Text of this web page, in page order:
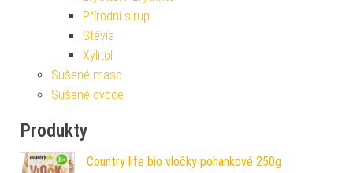
Přírodní sirup
Stévia
Xylitol
Sušené maso
Sušené ovoce
Produkty
Country life bio vločky pohankové 250g